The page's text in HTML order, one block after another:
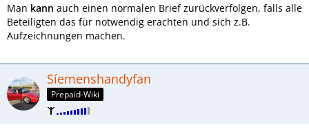
Man kann auch einen normalen Brief zurückverfolgen, falls alle
Beteiligten das für notwendig erachten und sich z.B.
Aufzeichnungen machen.
Síemenshandyfan
Prepaid-Wiki